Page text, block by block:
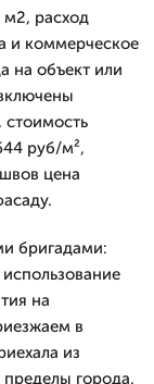
м2, расход
и коммерческое
на объект или
стоимость
руб/м²,
цена
бригадами:
на
в
из
города.